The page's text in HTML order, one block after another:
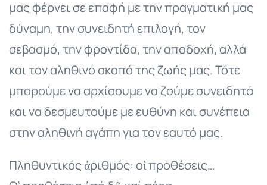
μας φέρνει σε επαφή με την πραγματική μας
δύναμη, την συνειδητή επιλογή, τον
σεβασμό, την φροντίδα, την αποδοχή, αλλά
και τον αληθινό σκοπό της ζωής μας. Τότε
μπορούμε να αρχίσουμε να ζούμε συνειδητά
και να δεσμευτούμε με ευθύνη και συνέπεια
στην αληθινή αγάπη για τον εαυτό μας.
Πληθυντικός ἀριθμός: οἱ προθέσεις…